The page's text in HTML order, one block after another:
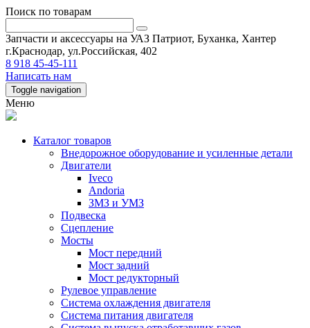
Поиск по товарам
Запчасти и аксессуары на УАЗ Патриот, Буханка, Хантер
г.Краснодар, ул.Российская, 402
8 918 45-45-111
Написать нам
Toggle navigation
Меню
Каталог товаров
Внедорожное оборудование и усиленные детали
Двигатели
Iveco
Andoria
ЗМЗ и УМЗ
Подвеска
Сцепление
Мосты
Мост передний
Мост задний
Мост редукторный
Рулевое управление
Система охлаждения двигателя
Система питания двигателя